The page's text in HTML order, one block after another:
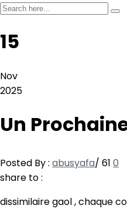
15
Nov
2025
Un
Posted By : abusyafa/ 61 0
share to :
dissimilaire gaol , chaque